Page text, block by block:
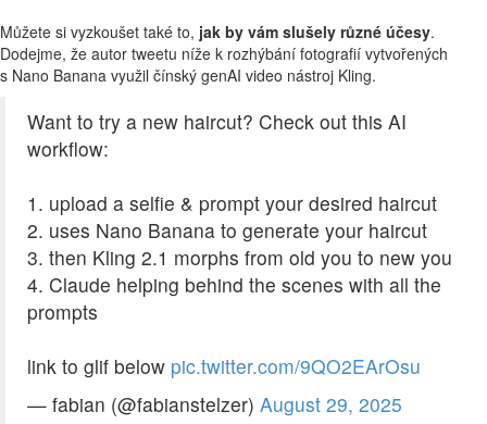
Můžete si vyzkoušet také to, jak by vám slušely různé účesy.
Dodejme, že autor tweetu níže k rozhýbání fotografií vytvořených
s Nano Banana využil čínský genAI video nástroj Kling.
Want to try a new haircut? Check out this AI
workflow:
1. upload a selfie & prompt your desired haircut
2. uses Nano Banana to generate your haircut
3. then Kling 2.1 morphs from old you to new you
4. Claude helping behind the scenes with all the
prompts
link to glif below pic.twitter.com/9QO2EArOsu
— fabian (@fabianstelzer) August 29, 2025